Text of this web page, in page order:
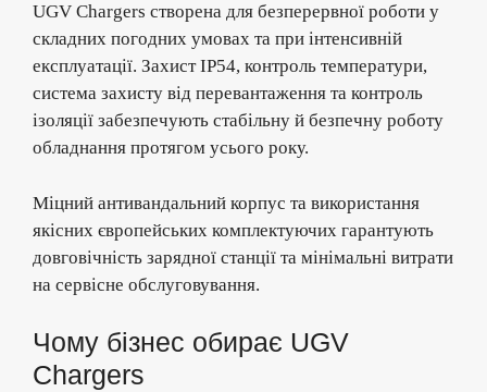
UGV Chargers створена для безперервної роботи у
складних погодних умовах та при інтенсивній
експлуатації. Захист IP54, контроль температури,
система захисту від перевантаження та контроль
ізоляції забезпечують стабільну й безпечну роботу
обладнання протягом усього року.
Міцний антивандальний корпус та використання
якісних європейських комплектуючих гарантують
довговічність зарядної станції та мінімальні витрати
на сервісне обслуговування.
Чому бізнес обирає UGV
Chargers